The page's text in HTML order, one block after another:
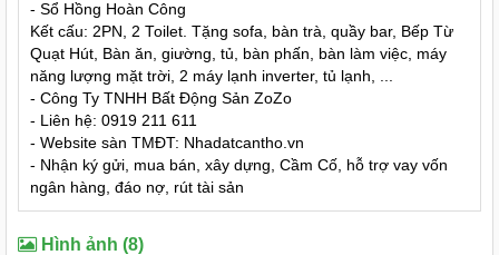
- Sổ Hồng Hoàn Công
Kết cấu: 2PN, 2 Toilet. Tặng sofa, bàn trà, quầy bar, Bếp Từ
Quạt Hút, Bàn ăn, giường, tủ, bàn phấn, bàn làm việc, máy
năng lượng mặt trời, 2 máy lạnh inverter, tủ lạnh, ...
- Công Ty TNHH Bất Động Sản ZoZo
- Liên hệ: 0919 211 611
- Website sàn TMĐT: Nhadatcantho.vn
- Nhận ký gửi, mua bán, xây dựng, Cầm Cố, hỗ trợ vay vốn
ngân hàng, đáo nợ, rút tài sản
Hình ảnh (8)